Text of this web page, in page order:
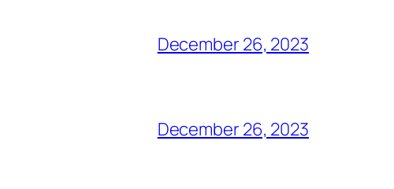
December 26, 2023
December 26, 2023